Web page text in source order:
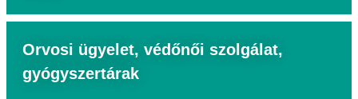
Orvosi ügyelet, védőnői szolgálat,
gyógyszertárak